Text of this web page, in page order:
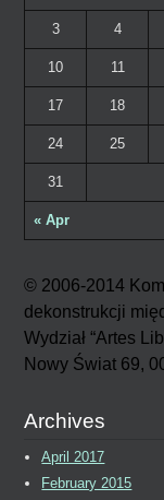
« Apr
3 4
10 11
17 18
24 25
31
© 2006-2014
dekonstrukcji
Wydział “Artes
Nowy Świat 69,
Archives
April 2017
February 2015